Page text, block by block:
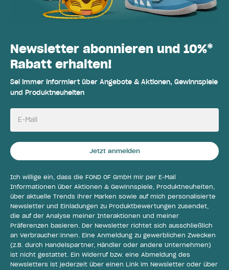
Newsletter abonnieren und 10%*
Rabatt erhalten!
Sei immer informiert über Angebote & Aktionen, Gewinnspiele
und Produktneuheiten
E-Mail
Jetzt anmelden
Ich willige ein, dass die FOND OF GmbH mir per E-Mail
Informationen über Aktionen & Gewinnspiele, Produktneuheiten,
über aktuelle Trends ihrer Marken sowie auf mich personalisierte
Newsletter und Einladungen zu Produktbewertungen zusendet,
die auf der Analyse meiner Interaktionen und meiner
Präferenzen basieren. Der Newsletter richtet sich ausschließlich
an Verbraucher:innen. Eine Anmeldung zu gewerblichen Zwecken
(z.B. durch Handelspartner, Händler oder andere Unternehmen)
ist nicht gestattet. Ein Widerruf bzw. eine Abmeldung des
Newsletters ist jederzeit über einen Link im Newsletter oder über